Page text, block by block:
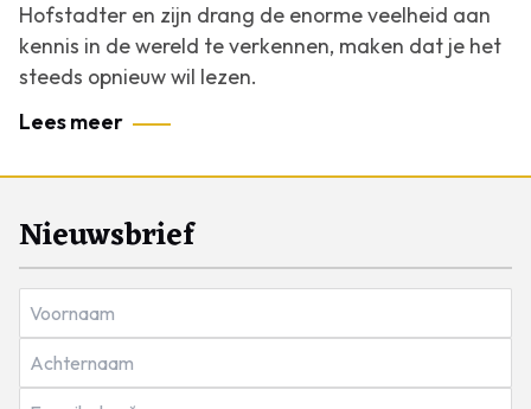
Hofstadter en zijn drang de enorme veelheid aan
kennis in de wereld te verkennen, maken dat je het
steeds opnieuw wil lezen.
Lees meer
Nieuwsbrief